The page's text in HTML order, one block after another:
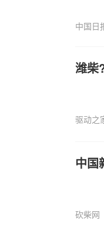
中国日
潍柴
驱动之
中国
砍柴网